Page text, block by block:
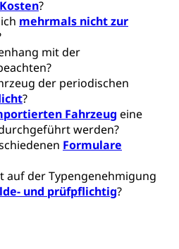
Kosten?
mehrmals nicht zur
mit der
der periodischen
?
Fahrzeug eine
werden?
Formulare
auf der Typengenehmigung
und prüfpflichtig?
Schulen
Schulsport
Luzern
Krippe, Kinderhort,
Tagesmutter,
Jahr
Kindergarten Jahr
& Basisstufe
Förderung